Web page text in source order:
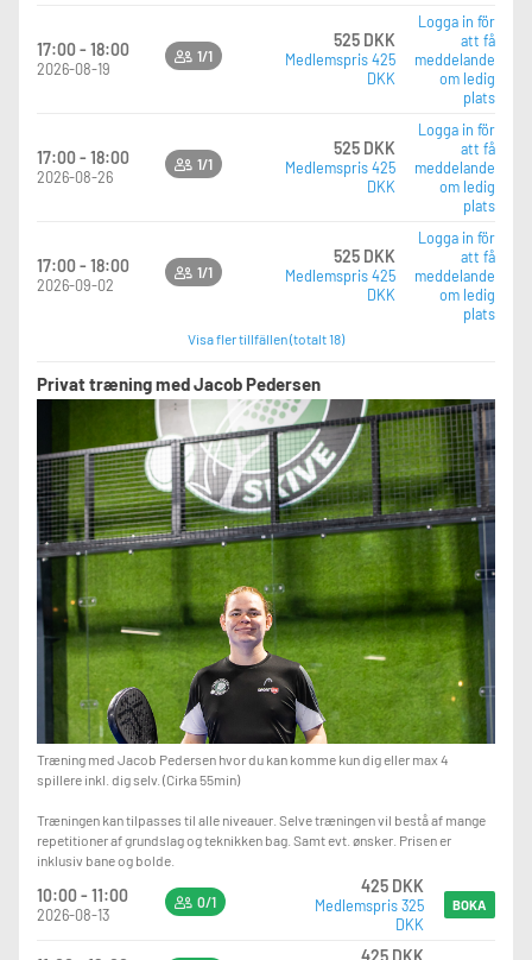
17:00 - 18:00
2026-08-19
1/1
525 DKK
Medlemspris 425
DKK
Logga in för
att få
meddelande
om ledig
plats
17:00 - 18:00
2026-08-26
1/1
525 DKK
Medlemspris 425
DKK
Logga in för
att få
meddelande
om ledig
plats
17:00 - 18:00
2026-09-02
1/1
525 DKK
Medlemspris 425
DKK
Logga in för
att få
meddelande
om ledig
plats
Visa fler tillfällen (totalt 18)
Privat træning med Jacob Pedersen
Træning med Jacob Pedersen hvor du kan komme kun dig eller max 4
spillere inkl. dig selv. (Cirka 55min)
Træningen kan tilpasses til alle niveauer. Selve træningen vil bestå af mange
repetitioner af grundslag og teknikken bag. Samt evt. ønsker. Prisen er
inklusiv bane og bolde.
10:00 - 11:00
2026-08-13
0/1
425 DKK
Medlemspris 325
DKK
BOKA
425 DKK